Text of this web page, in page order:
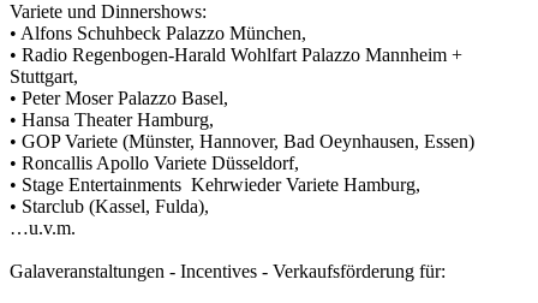
Variete und Dinnershows:
• Alfons Schuhbeck Palazzo München,
• Radio Regenbogen-Harald Wohlfart Palazzo Mannheim +
Stuttgart,
• Peter Moser Palazzo Basel,
• Hansa Theater Hamburg,
• GOP Variete (Münster, Hannover, Bad Oeynhausen, Essen)
• Roncallis Apollo Variete Düsseldorf,
• Stage Entertainments Kehrwieder Variete Hamburg,
• Starclub (Kassel, Fulda),
…u.v.m.
Galaveranstaltungen - Incentives - Verkaufsförderung für: